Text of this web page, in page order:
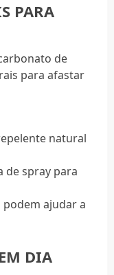
PARA
de
para afastar
natural
de spray para
ajudar a
DIA